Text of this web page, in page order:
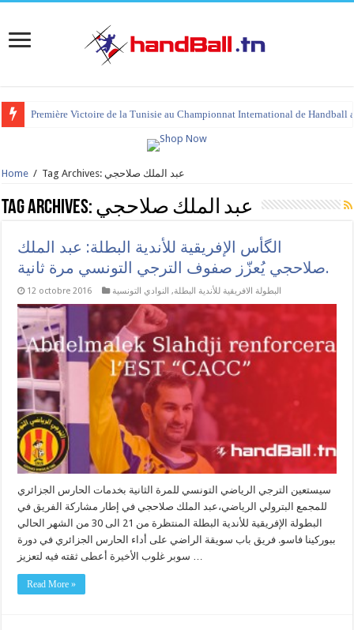
Première Victoire de la Tunisie au Championnat International de Handball
Home / Tag Archives: عبد الملك صلاحجي
Tag Archives: عبد الملك صلاحجي
الگأس الإفريقية للأندية البطلة: عبد الملك
صلاحجي يُعزّز صفوف الترجي التونسي مرة ثانية.
12 octobre 2016 البطولة الافريقية للأندية البطلة, النوادي التونسية
سيستعين الترجي الرياضي التونسي للمرة الثانية بخدمات الحارس الجزائري
للمجمع البترولي الرياضي،عبد الملك صلاحجي في إطار مشاركة الفريق في
البطولة الإفريقية للأندية البطلة المنتظرة من 21 الى 30 من الشهر الحالي
ببوركينا فاسو. فريق باب سويقة الراضي على أداء الحارس الجزائري في دورة
Read More »